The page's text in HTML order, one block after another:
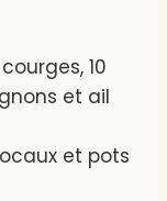
10
et ail
et pots